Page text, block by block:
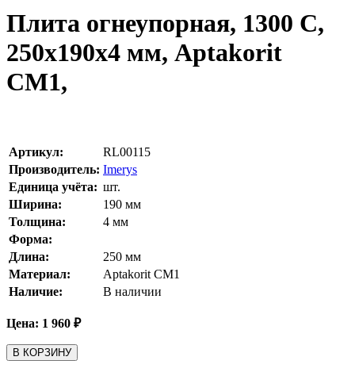
Плита огнеупорная, 1300 С,
250х190х4 мм, Aptakorit
CM1,
Артикул:
RL00115
Производитель: Imerys
Единица учёта: шт.
Ширина:
190 мм
Толщина:
4 мм
Форма:
Длина:
250 мм
Материал:
Aptakorit CM1
Наличие:
В наличии
Цена: 1 960 ₽
В КОРЗИНУ